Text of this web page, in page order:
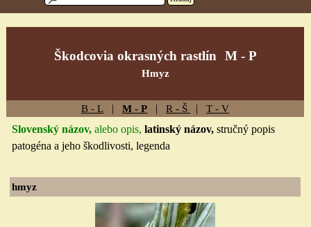
Škodcovia okrasných rastlín M - P
Hmyz
B - L | M - P | R - Š | T - V
Slovenský názov, alebo opis, latinský názov, stručný popis
patogéna a jeho škodlivosti, legenda
hmyz